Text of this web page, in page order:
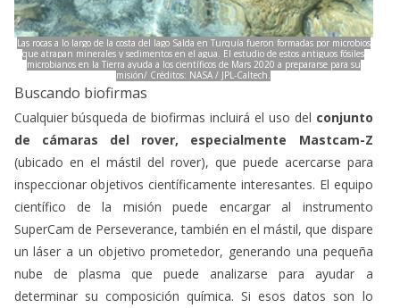
Las rocas a lo largo de la costa del lago Salda en Turquía fueron formadas por microbios
que atrapan minerales y sedimentos en el agua. El estudio de estos antiguos fósiles
microbianos en la Tierra ayuda a los científicos de Mars 2020 a prepararse para su
misión/ Créditos: NASA / JPL-Caltech.
Buscando biofirmas
Cualquier búsqueda de biofirmas incluirá el uso del conjunto
de cámaras del rover, especialmente Mastcam-Z
(ubicado en el mástil del rover), que puede acercarse para
inspeccionar objetivos científicamente interesantes. El equipo
científico de la misión puede encargar al instrumento
SuperCam de Perseverance, también en el mástil, que dispare
un láser a un objetivo prometedor, generando una pequeña
nube de plasma que puede analizarse para ayudar a
determinar su composición química. Si esos datos son lo